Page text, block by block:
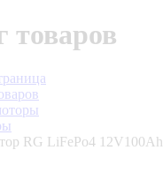
товаров
RG LiFePo4 12V100Ah